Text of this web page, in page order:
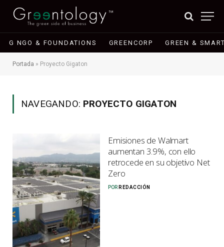
G NGO & FOUNDATIONS GREENCORP GREEN &
Portada » Proyecto Gigaton
NAVEGANDO: PROYECTO GIGATON
Emisiones de Walmart
aumentan 3.9%, con ello
retrocede en su objetivo Net
Zero
POR REDACCIÓN